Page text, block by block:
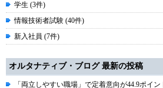
学生 (3件)
情報技術者試験 (40件)
新入社員 (7件)
オルタナティブ・ブログ 最新の投稿
「両立しやすい職場」で定着意向が44.9ポイ